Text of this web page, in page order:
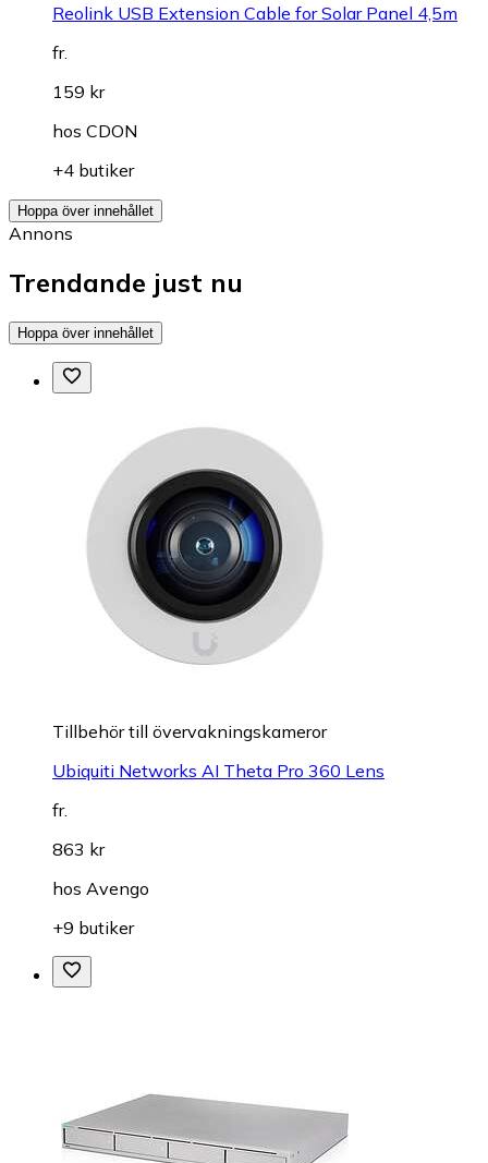
Reolink USB Extension Cable for Solar Panel 4,5m
fr.
159 kr
hos CDON
+4 butiker
Hoppa över innehållet
Annons
Trendande just nu
Hoppa över innehållet
Tillbehör till övervakningskameror
Ubiquiti Networks AI Theta Pro 360 Lens
fr.
863 kr
hos Avengo
+9 butiker